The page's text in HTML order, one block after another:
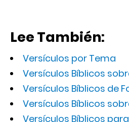
Lee También:
Versículos por Tema
Versículos Bíblicos
Versículos Bíblicos de
Versículos Bíblicos
Versículos Bíblicos